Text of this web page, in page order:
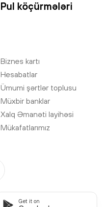
Pul köçürmələri
Biznes kartı
Hesabatlar
Ümumi şərtlər toplusu
Müxbir banklar
Xalq Əmanəti layihəsi
Mükafatlarımız
Get it on